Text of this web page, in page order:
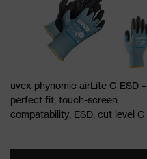
uvex phynomic airLite C ESD –
perfect fit, touch-screen
compatability, ESD, cut level C